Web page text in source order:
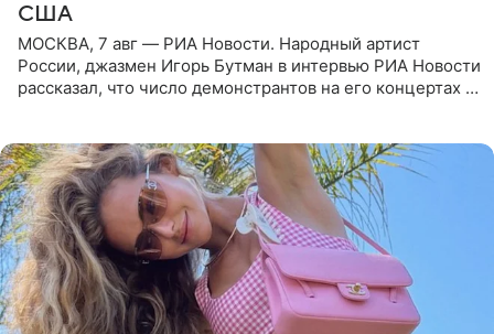
США
МОСКВА, 7 авг — РИА Новости. Народный артист
России, джазмен Игорь Бутман в интервью РИА Новости
рассказал, что число демонстрантов на его концертах в